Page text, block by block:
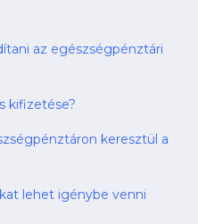
az egészségpénztári
kifizetése?
keresztül a
lehet igénybe venni